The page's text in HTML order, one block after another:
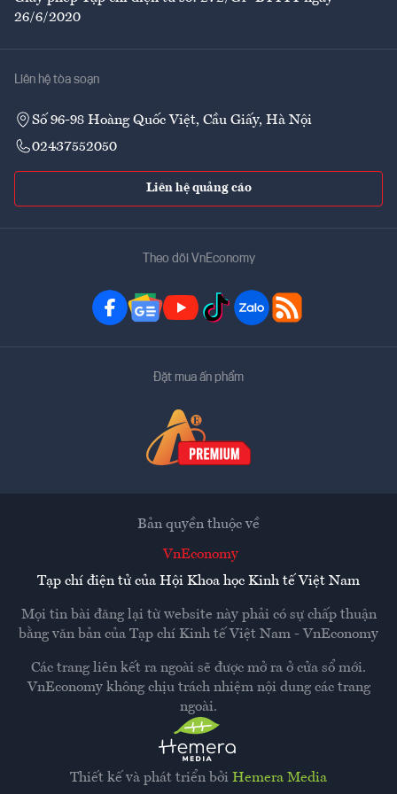
26/6/2020
Liên hệ tòa soạn
Số 96-98 Hoàng Quốc Việt, Cầu Giấy, Hà Nội
02437552050
Liên hệ quảng cáo
Theo dõi VnEconomy
Đặt mua ấn phẩm
Thiết kế và phát triển bởi Hemera Media
Bản quyền thuộc về
VnEconomy
Tạp chí điện tử của Hội Khoa học Kinh tế Việt Nam
Mọi tin bài đăng lại từ website này phải có sự chấp thuận
bằng văn bản của Tạp chí Kinh tế Việt Nam - VnEconomy
Các trang liên kết ra ngoài sẽ được mở ra ở cửa sổ mới.
VnEconomy không chịu trách nhiệm nội dung các trang
ngoài.